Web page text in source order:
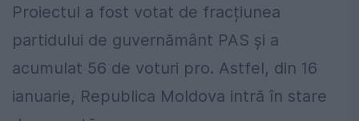
Proiectul a fost votat de fracțiunea
partidului de guvernământ PAS și a
acumulat 56 de voturi pro. Astfel, din 16
ianuarie, Republica Moldova intră în stare